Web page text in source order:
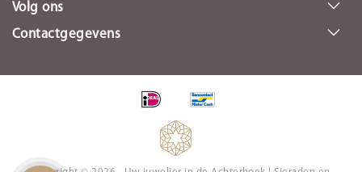
Volg ons
Contactgegevens